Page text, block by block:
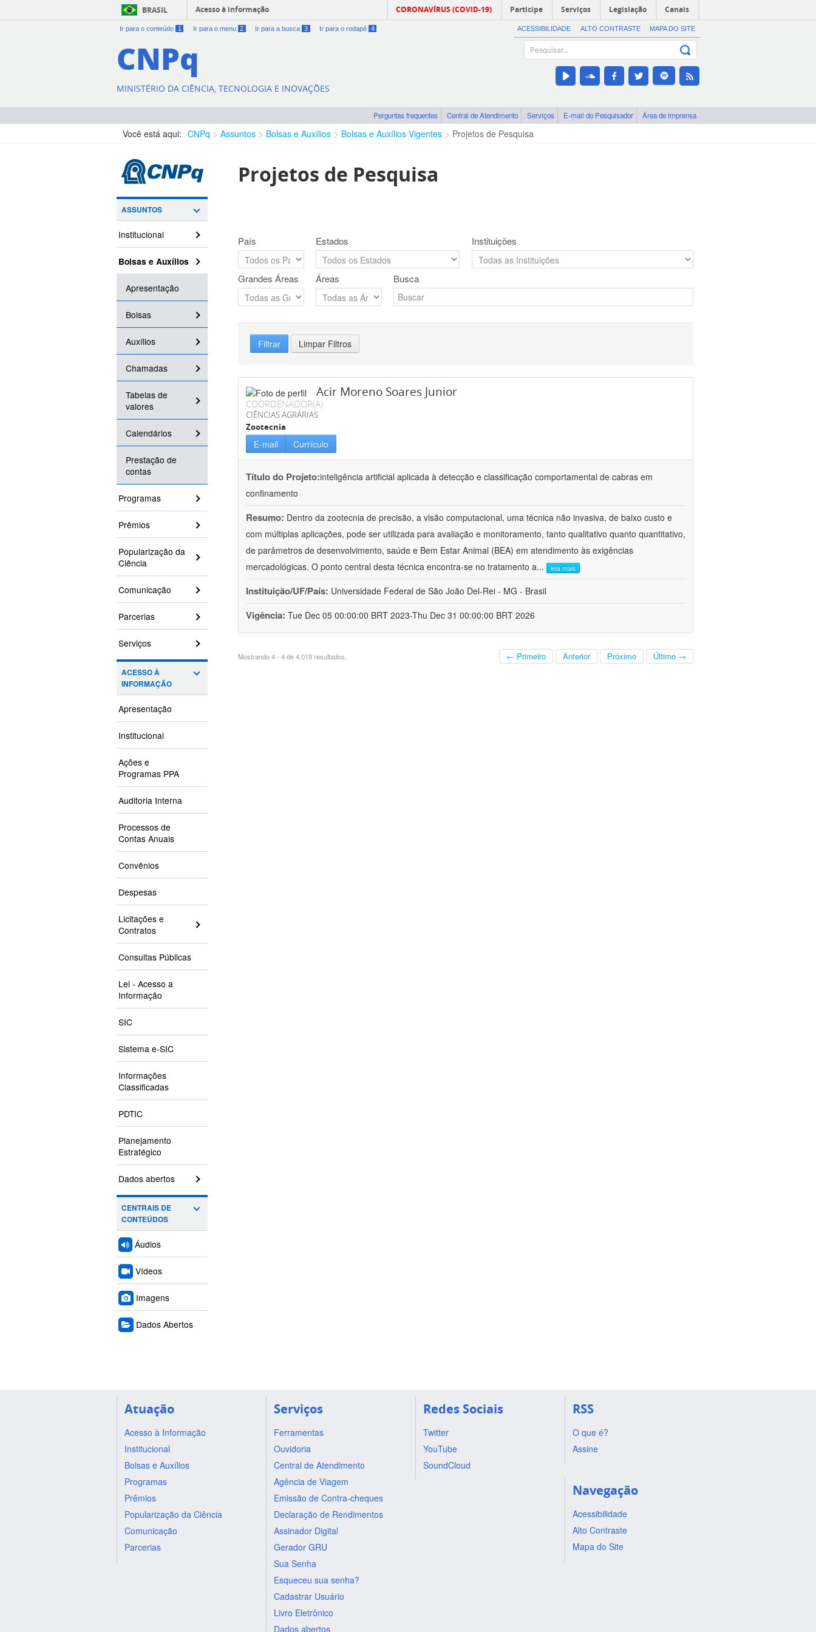
BRASIL Acesso à informação CORONAVÍRUS (COVID-19) Participe Serviços Legislação Canais
Ir para o conteúdo 1 Ir para o menu 2 Ir para a busca 3 Ir para o rodapé 4 ACESSIBILIDADE ALTO CONTRASTE MAPA DO SITE
CNPq
MINISTÉRIO DA CIÊNCIA, TECNOLOGIA E INOVAÇÕES
Perguntas frequentes Central de Atendimento Serviços E-mail do Pesquisador Área de imprensa
Você está aqui: CNPq Assuntos Bolsas e Auxílios Bolsas e Auxílios Vigentes Projetos de Pesquisa
ASSUNTOS
Institucional
Bolsas e Auxílios
Apresentação
Bolsas
Auxílios
Chamadas
Tabelas de
valores
Calendários
Prestação de
contas
Programas
Prêmios
Popularização da
Ciência
Comunicação
Parcerias
Serviços
ACESSO À
INFORMAÇÃO
Apresentação
Institucional
Ações e
Programas PPA
Auditoria Interna
Processos de
Contas Anuais
Convênios
Despesas
Licitações e
Contratos
Consultas Públicas
Lei - Acesso a
Informação
SIC
Sistema e-SIC
Informações
Classificadas
PDTIC
Planejamento
Estratégico
Dados abertos
CENTRAIS DE
CONTEÚDOS
Áudios
Vídeos
Imagens
Dados Abertos
Projetos de Pesquisa
País Estados Instituições
Grandes Áreas Áreas Busca
Filtrar Limpar Filtros
Acir Moreno Soares Junior
COORDENADOR(A)
CIÊNCIAS AGRÁRIAS
Zootecnia
E-mail Currículo
Título do Projeto:inteligência artificial aplicada à detecção e classificação comportamental de cabras em
confinamento
Resumo: Dentro da zootecnia de precisão, a visão computacional, uma técnica não invasiva, de baixo custo e
com múltiplas aplicações, pode ser utilizada para avaliação e monitoramento, tanto qualitativo quanto quantitativo,
de parâmetros de desenvolvimento, saúde e Bem Estar Animal (BEA) em atendimento às exigências
mercadológicas. O ponto central desta técnica encontra-se no tratamento a... leia mais
Instituição/UF/País: Universidade Federal de São João Del-Rei - MG - Brasil
Vigência: Tue Dec 05 00:00:00 BRT 2023-Thu Dec 31 00:00:00 BRT 2026
Mostrando 4 - 4 de 4.019 resultados. ← Primeiro Anterior Próximo Último →
Atuação
Acesso à Informação
Institucional
Bolsas e Auxílios
Programas
Prêmios
Popularização da Ciência
Comunicação
Parcerias
Serviços
Ferramentas
Ouvidoria
Central de Atendimento
Agência de Viagem
Emissão de Contra-cheques
Declaração de Rendimentos
Assinador Digital
Gerador GRU
Sua Senha
Esqueceu sua senha?
Cadastrar Usuário
Livro Eletrônico
Dados abertos
Redes Sociais
Twitter
YouTube
SoundCloud
RSS
O que é?
Assine
Navegação
Acessibilidade
Alto Contraste
Mapa do Site